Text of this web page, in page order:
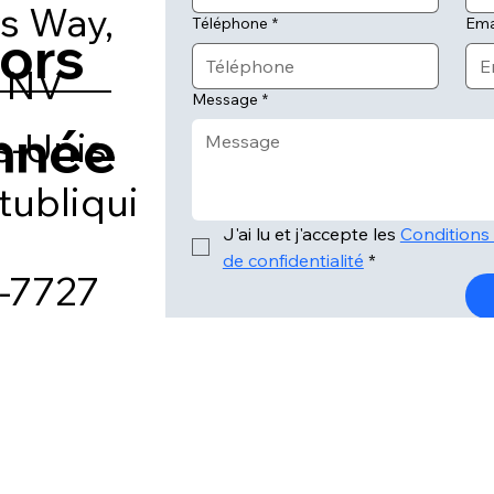
Téléphone *
Message *
J'ai lu et j'accepte les
de confidentialité *
Way,
Unis